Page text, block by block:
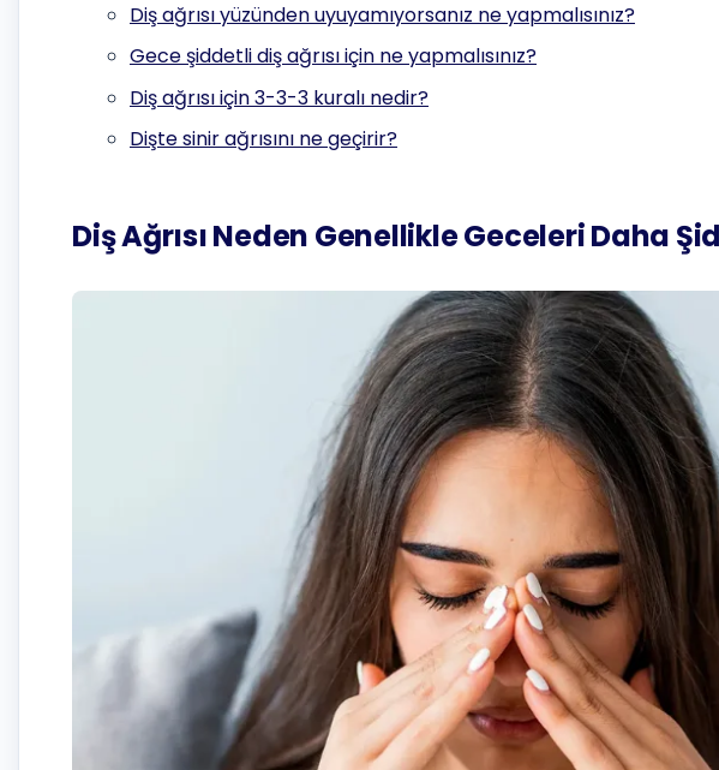
Diş ağrısı yüzünden uyuyamıyorsanız ne yapmalısınız?
Gece şiddetli diş ağrısı için ne yapmalısınız?
Diş ağrısı için 3-3-3 kuralı nedir?
Dişte sinir ağrısını ne geçirir?
Diş Ağrısı Neden Genellikle Geceleri Daha